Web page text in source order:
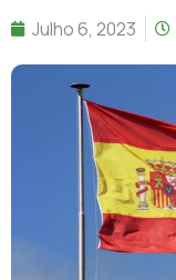
Julho 6, 2023